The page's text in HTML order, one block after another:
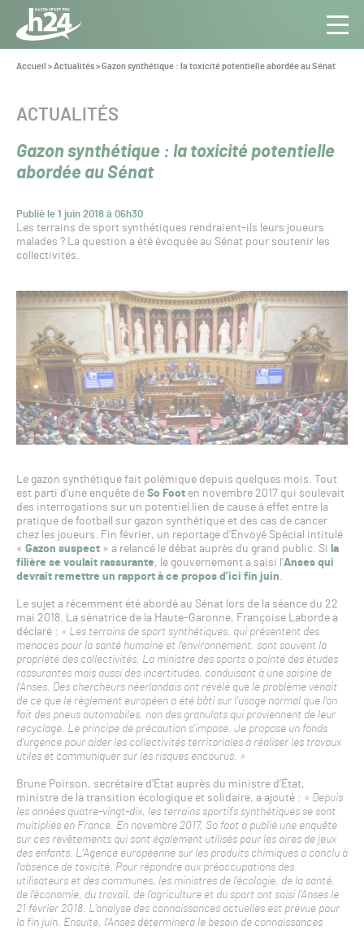
Panneau de gestion des cookies
Aller au contenu
Toute
l’info
Pro
Vous
Accueil >Actualités>Gazon synthétique : la toxicité potentielle abordée au Sénat
Gazon synthétique : la toxicité potentielle
abordée au Sénat
Publié le 1 juin 2018 à 06h30
CATÉGORIE :
ACTUALITÉS
Les terrains de sport synthétiques rendraient-ils leurs joueurs
malades ? La question a été évoquée au Sénat pour soutenir les
collectivités.
Le gazon synthétique fait polémique depuis quelques mois. Tout
est parti d’une enquête de So Footen novembre 2017 qui soulevait
des interrogations sur un potentiel lien de cause à effet entre la
pratique de football sur gazon synthétique et des cas de cancer
chez les joueurs. Fin février, un reportage d’Envoyé Spécial intitulé
« Gazon suspect» a relancé le débat auprès du grand public. Si la
filière se voulait rassurante, le gouvernement a saisi l’Anses qui
devrait remettre un rapport à ce propos d’ici fin juin.
Le sujet a récemment été abordé au Sénat lors de la séance du 22
mai 2018. La sénatrice de la Haute-Garonne, Françoise Laborde a
déclaré : « Les terrains de sport synthétiques, qui présentent des
menaces pour la santé humaine et l’environnement, sont souvent la
propriété des collectivités. La ministre des sports a pointé des études
rassurantes mais aussi des incertitudes, conduisant à une saisine de
l’Anses. Des chercheurs néerlandais ont révélé que le problème venait
de ce que le règlement européen a été bâti sur l’usage normal que l’on
fait des pneus automobiles, non des granulats qui proviennent de leur
recyclage. Le principe de précaution s’impose. Je propose un fonds
d’urgence pour aider les collectivités territoriales à réaliser les travaux
utiles et communiquer sur les risques encourus. »
Brune Poirson, secrétaire d’État auprès du ministre d’État,
ministre de la transition écologique et solidaire, a ajouté : « Depuis
les années quatre-vingt-dix, les terrains sportifs synthétiques se sont
multipliés en France. En novembre 2017, So foot a publié une enquête
sur ces revêtements qui sont également utilisés pour les aires de jeux
des enfants. L’Agence européenne sur les produits chimiques a conclu à
l’absence de toxicité. Pour répondre aux préoccupations des
utilisateurs et des communes, les ministres de l’écologie, de la santé,
de l’économie, du travail, de l’agriculture et du sport ont saisi l’Anses le
21 février 2018. L’analyse des connaissances actuelles est prévue pour
la fin juin. Ensuite, l’Anses déterminera le besoin de connaissances